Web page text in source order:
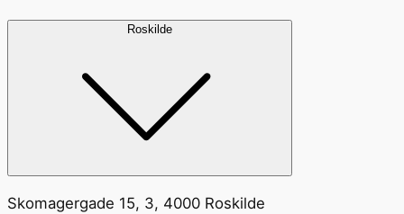
Roskilde
Skomagergade 15, 3, 4000 Roskilde